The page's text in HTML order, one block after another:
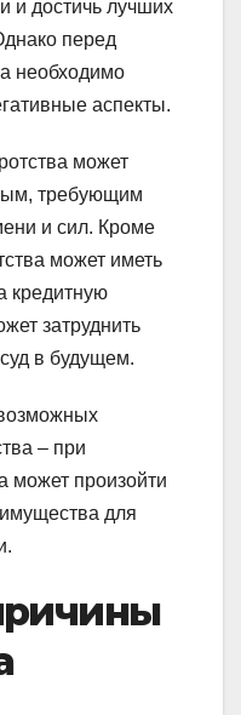
и достичь лучших
перед
необходимо
аспекты.
может
требующим
и сил. Кроме
может иметь
кредитную
затруднить
в будущем.
– при
может произойти
для